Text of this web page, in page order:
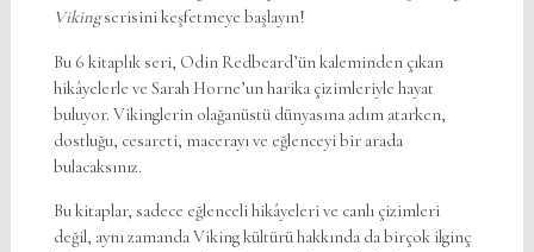
Vikingserisini keşfetmeye başlayın!
Bu 6 kitaplık seri, Odin Redbeard’ün kaleminden çıkan
hikâyelerle ve Sarah Horne’un harika çizimleriyle hayat
buluyor. Vikinglerin olağanüstü dünyasına adım atarken,
dostluğu, cesareti, macerayı ve eğlenceyi bir arada
bulacaksınız.
Bu kitaplar, sadece eğlenceli hikâyeleri ve canlı çizimleri
değil, aynı zamanda Viking kültürü hakkında da birçok ilginç